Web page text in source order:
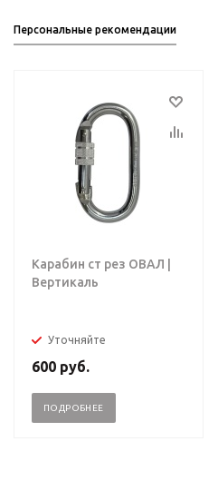
Персональные рекомендации
Карабин ст рез ОВАЛ |
Вертикаль
Уточняйте
600 руб.
ПОДРОБНЕЕ